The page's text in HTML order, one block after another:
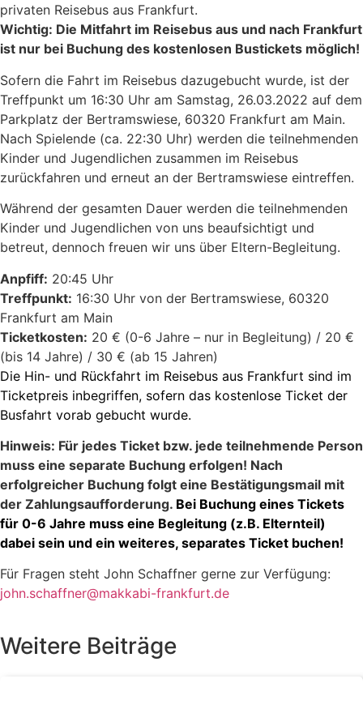
privaten Reisebus aus Frankfurt.
Wichtig: Die Mitfahrt im Reisebus aus und nach Frankfurt
ist nur bei Buchung des kostenlosen Bustickets möglich!
Sofern die Fahrt im Reisebus dazugebucht wurde, ist der
Treffpunkt um 16:30 Uhr am Samstag, 26.03.2022 auf dem
Parkplatz der Bertramswiese, 60320 Frankfurt am Main.
Nach Spielende (ca. 22:30 Uhr) werden die teilnehmenden
Kinder und Jugendlichen zusammen im Reisebus
zurückfahren und erneut an der Bertramswiese eintreffen.
Während der gesamten Dauer werden die teilnehmenden
Kinder und Jugendlichen von uns beaufsichtigt und
betreut, dennoch freuen wir uns über Eltern-Begleitung.
Anpfiff: 20:45 Uhr
Treffpunkt: 16:30 Uhr von der Bertramswiese, 60320
Frankfurt am Main
Ticketkosten: 20 € (0-6 Jahre – nur in Begleitung) / 20 €
(bis 14 Jahre) / 30 € (ab 15 Jahren)
Die Hin- und Rückfahrt im Reisebus aus Frankfurt sind im
Ticketpreis inbegriffen, sofern das kostenlose Ticket der
Busfahrt vorab gebucht wurde.
Hinweis: Für jedes Ticket bzw. jede teilnehmende Person
muss eine separate Buchung erfolgen! Nach
erfolgreicher Buchung folgt eine Bestätigungsmail mit
der Zahlungsaufforderung. Bei Buchung eines Tickets
für 0-6 Jahre muss eine Begleitung (z.B. Elternteil)
dabei sein und ein weiteres, separates Ticket buchen!
Für Fragen steht John Schaffner gerne zur Verfügung:
john.schaffner@makkabi-frankfurt.de
Weitere Beiträge